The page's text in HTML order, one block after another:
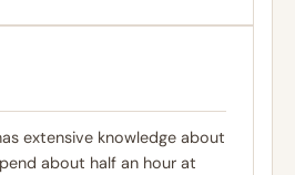
extensive knowledge about
about half an hour at